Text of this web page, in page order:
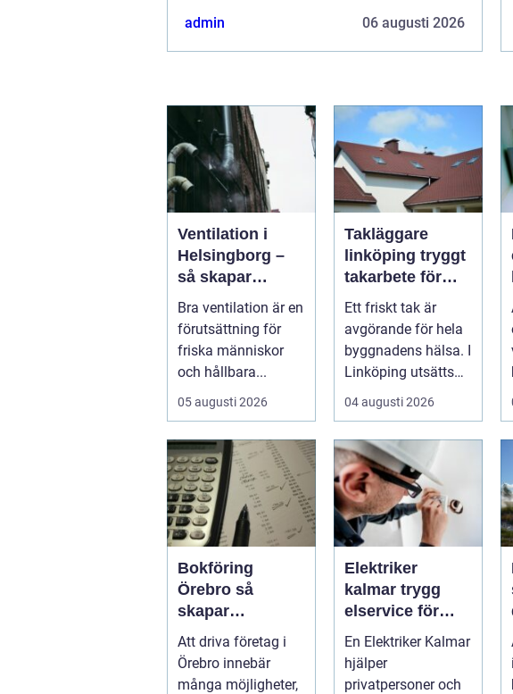
admin 06 augusti 2026
Ventilation i
Helsingborg –
så skapar
fastighetsägare
friskare och mer
energieffektiva
byggnader
Bra ventilation är en
förutsättning för
friska människor
och hållbara...
05 augusti 2026
Takläggare
linköping tryggt
takarbete för
villa, brf och
företag
Ett friskt tak är
avgörande för hela
byggnadens hälsa. I
Linköping utsätts
taken för stora
temperatu...
04 augusti 2026
Bokföring
Örebro så
skapar
företagare
tryggare
ekonomi
Att driva företag i
Örebro innebär
många möjligheter,
Elektriker
kalmar trygg
elservice för
hem och företag
En Elektriker Kalmar
hjälper
privatpersoner och